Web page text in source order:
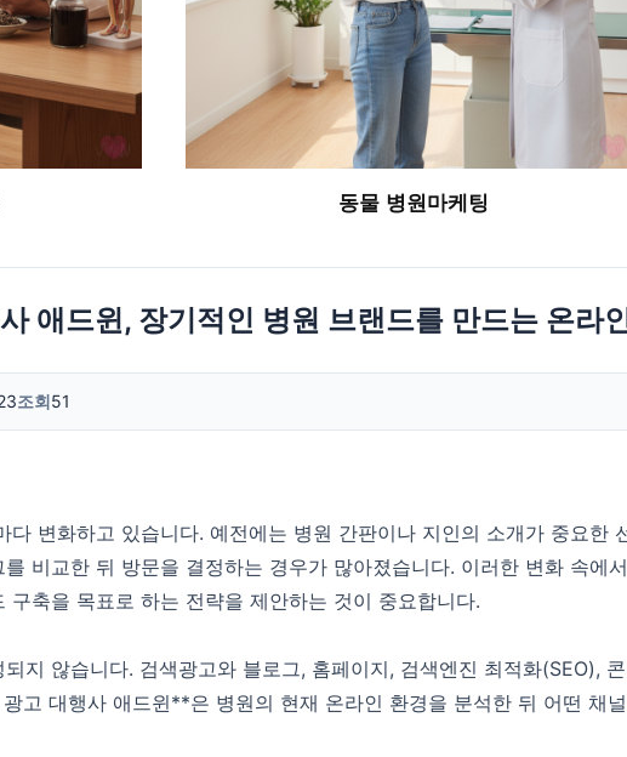
동물 병원마케팅
애드윈, 장기적인 병원 브랜드를 만드는 온라
조회51
다 변화하고 있습니다. 예전에는 병원 간판이나 지인의 소개가 중요한
비교한 뒤 방문을 결정하는 경우가 많아졌습니다. 이러한 변화 속
구축을 목표로 하는 전략을 제안하는 것이 중요합니다.
지 않습니다. 검색광고와 블로그, 홈페이지, 검색엔진 최적화(SEO),
고 대행사 애드윈**은 병원의 현재 온라인 환경을 분석한 뒤 어떤 채